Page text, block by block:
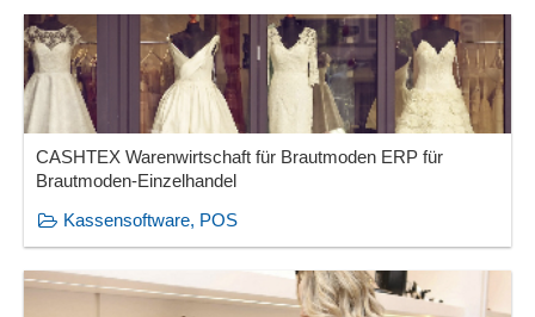
CASHTEX Warenwirtschaft für Brautmoden ERP für
Brautmoden-Einzelhandel
Kassensoftware, POS